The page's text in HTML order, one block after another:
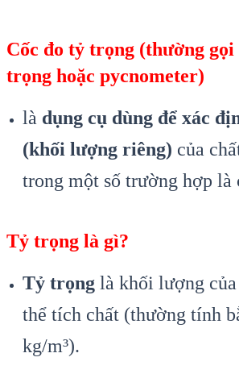
Cốc đo tỷ trọng (thường gọi
trọng hoặc pycnometer)
là dụng cụ dùng để xác
(khối lượng riêng) của
trong một số trường hợp là
Tỷ trọng là gì?
Tỷ trọng là khối lượng
thể tích chất (thường tính
kg/m³).